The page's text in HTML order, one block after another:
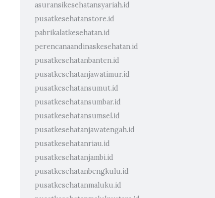
asuransikesehatansyariah.id
pusatkesehatanstore.id
pabrikalatkesehatan.id
perencanaandinaskesehatan.id
pusatkesehatanbanten.id
pusatkesehatanjawatimur.id
pusatkesehatansumut.id
pusatkesehatansumbar.id
pusatkesehatansumsel.id
pusatkesehatanjawatengah.id
pusatkesehatanriau.id
pusatkesehatanjambi.id
pusatkesehatanbengkulu.id
pusatkesehatanmaluku.id